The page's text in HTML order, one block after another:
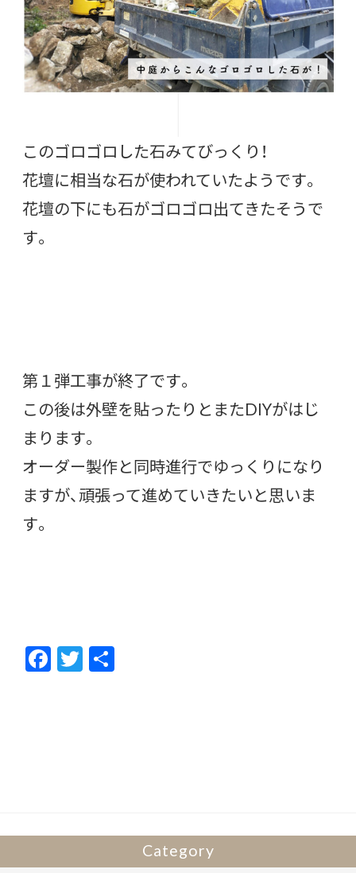
このゴロゴロした石みてびっくり！
花壇に相当な石が使われていたようです。
花壇の下にも石がゴロゴロ出てきたそうで
す。
第１弾工事が終了です。
この後は外壁を貼ったりとまたDIYがはじ
まります。
オーダー製作と同時進行でゆっくりになり
ますが、頑張って進めていきたいと思いま
す。
F
ac
T
w
Category